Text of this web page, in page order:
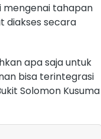
mengenai tahapan
diakses secara
apa saja untuk
bisa terintegrasi
Solomon Kusuma